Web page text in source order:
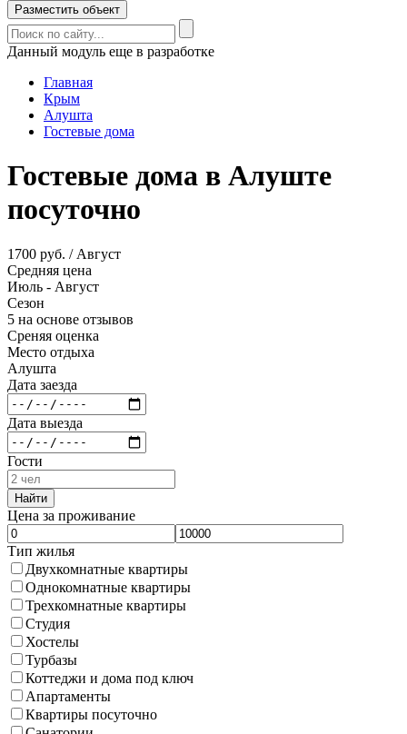
Разместить объект
Данный модуль еще в разработке
Главная
Крым
Алушта
Гостевые дома
Гостевые дома в Алуште
посуточно
1700 руб. / Август
Средняя цена
Июль - Август
Сезон
5 на основе отзывов
Среняя оценка
Место отдыха
Алушта
Дата заезда
Дата выезда
Гости
Найти
Цена за проживание
Тип жилья
Двухкомнатные квартиры
Однокомнатные квартиры
Трехкомнатные квартиры
Студия
Хостелы
Турбазы
Коттеджи и дома под ключ
Апартаменты
Квартиры посуточно